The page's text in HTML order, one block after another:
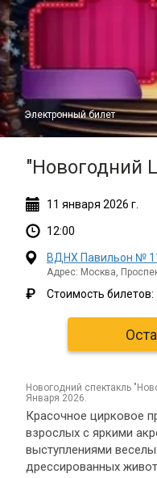
"Новогодний
Электронный билет
11 января 2026 г.
12:00
ВДНХ Павильон №
Адрес: Москва,
₽ Стоимость билетов:
новогодний спектакль "Новогодний Цирк" на ВДНХ в Москве 11
Января 2026.
Красочное цирковое
взрослых с яркими
выступлениями
дрессированных